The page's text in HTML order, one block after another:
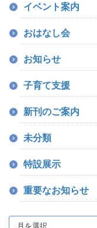
イベント案内
おはなし会
お知らせ
子育て支援
新刊のご案内
未分類
特設展示
重要なお知らせ